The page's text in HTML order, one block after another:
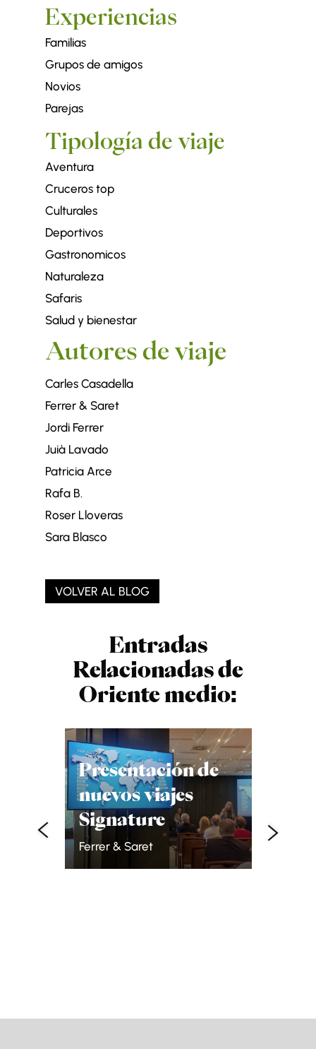
Experiencias
Familias
Grupos de amigos
Novios
Parejas
Tipología de viaje
Aventura
Cruceros top
Culturales
Deportivos
Gastronomicos
Naturaleza
Safaris
Salud y bienestar
Autores de viaje
Carles Casadella
Ferrer & Saret
Jordi Ferrer
Juià Lavado
Patricia Arce
Rafa B.
Roser Lloveras
Sara Blasco
VOLVER AL BLOG
Entradas
Relacionadas de
Oriente medio:
Presentación de
nuevos viajes
Signature
Ferrer & Saret